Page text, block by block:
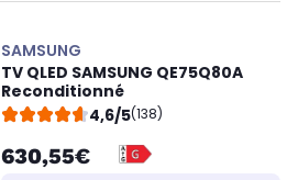
SAMSUNG
TV QLED SAMSUNG QE75Q80A
Reconditionné
4,6/5(138)
630,55€